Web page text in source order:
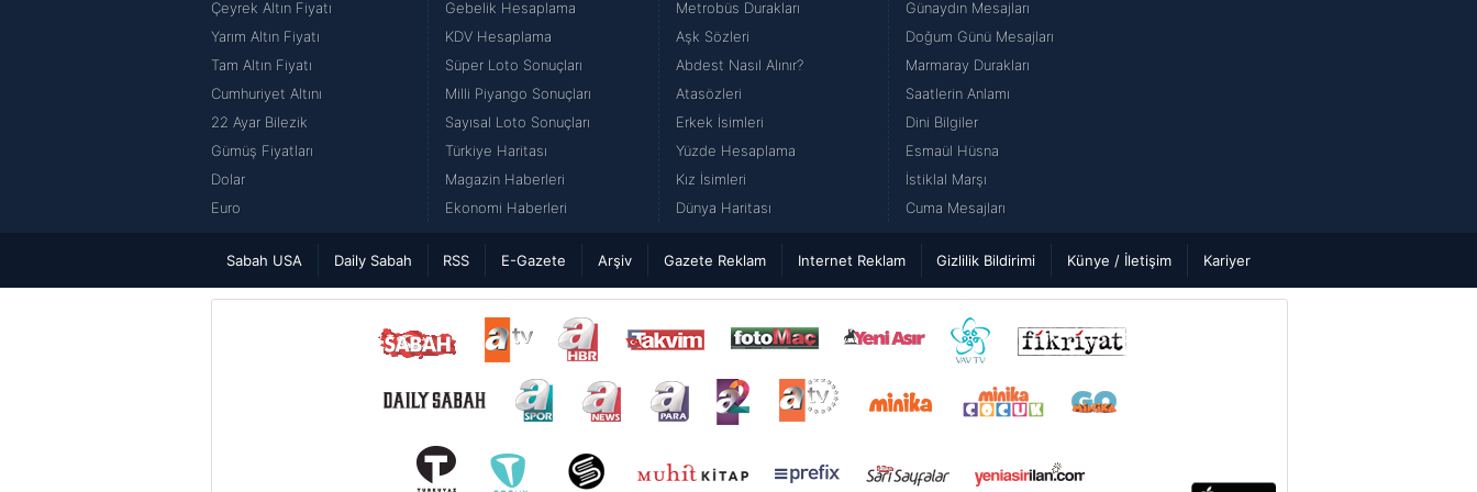
Çeyrek Altın Fiyatı
Yarım Altın Fiyatı
Tam Altın Fiyatı
Cumhuriyet Altını
22 Ayar Bilezik
Gümüş Fiyatları
Dolar
Euro
Gebelik Hesaplama
KDV Hesaplama
Süper Loto Sonuçları
Milli Piyango Sonuçları
Sayısal Loto Sonuçları
Türkiye Haritası
Magazin Haberleri
Ekonomi Haberleri
Metrobüs Durakları
Aşk Sözleri
Abdest Nasıl Alınır?
Atasözleri
Erkek İsimleri
Yüzde Hesaplama
Kız İsimleri
Dünya Haritası
Günaydın Mesajları
Doğum Günü Mesajları
Marmaray Durakları
Saatlerin Anlamı
Dini Bilgiler
Esmaül Hüsna
İstiklal Marşı
Cuma Mesajları
Sabah USA Daily Sabah RSS E-Gazete Arşiv Gazete Reklam Internet Reklam Gizlilik Bildirimi Künye / İletişim Kariyer